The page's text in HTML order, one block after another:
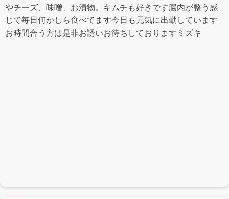
やチーズ、味噌、お漬物。キムチも好きです腸内が整う感
じで毎日何かしら食べてます今日も元気に出勤しています
お時間合う方は是非お誘いお待ちしておりますミズキ